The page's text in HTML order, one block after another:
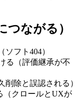
つながる）
フト404）
る（評価継承が不
削除と誤認される）
（クロールとUXが